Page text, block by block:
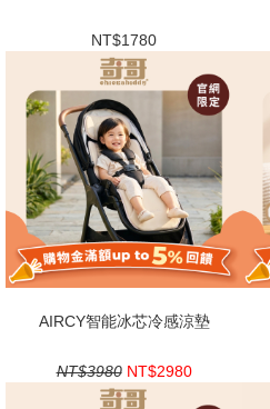
NT$1780
AIRCY智能冰芯冷感涼墊
NT$3980 NT$2980